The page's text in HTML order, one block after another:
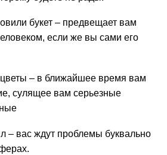
букет – предвещает вам
если же вы сами его
– в ближайшее время вам
сулящее вам серьезные
– вас ждут проблемы буквально